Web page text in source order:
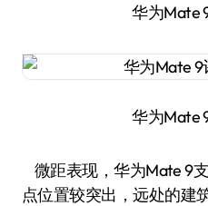
华为Mate
华为Mate
微距表现，华为Mate 9
点位置较突出，远处的建